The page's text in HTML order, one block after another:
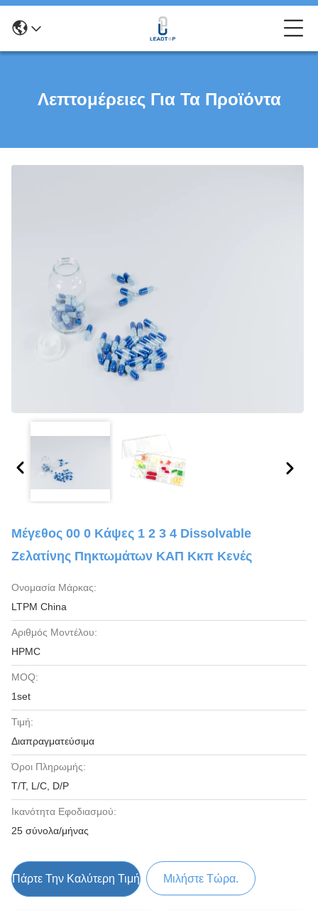
Λεπτομέρειες Για Τα Προϊόντα
Μέγεθος 00 0 Κάψες 1 2 3 4 Dissolvable
Ζελατίνης Πηκτωμάτων ΚΑΠ Κκπ Κενές
Ονομασία Μάρκας:
LTPM China
Αριθμός Μοντέλου:
HPMC
MOQ:
1set
Τιμή:
Διαπραγματεύσιμα
Όροι Πληρωμής:
T/T, L/C, D/P
Ικανότητα Εφοδιασμού:
25 σύνολα/μήνας
Πάρτε Την Καλύτερη Τιμή Μιλήστε Τώρα.